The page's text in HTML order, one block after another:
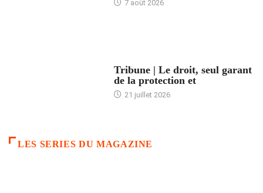
7 août 2026
Tribune | Le droit, seul garant
de la protection et
21 juillet 2026
LES SERIES DU MAGAZINE